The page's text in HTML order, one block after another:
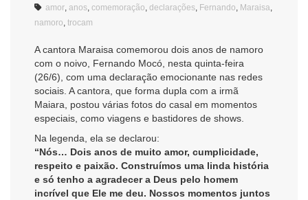
amor anos comemoração declarações Fernando Maraisa
namoro trocam
A cantora Maraisa comemorou dois anos de namoro
com o noivo, Fernando Mocó, nesta quinta-feira
(26/6), com uma declaração emocionante nas redes
sociais. A cantora, que forma dupla com a irmã
Maiara, postou várias fotos do casal em momentos
especiais, como viagens e bastidores de shows.
Na legenda, ela se declarou:
“Nós… Dois anos de muito amor, cumplicidade,
respeito e paixão. Construímos uma linda história
e só tenho a agradecer a Deus pelo homem
incrível que Ele me deu. Nossos momentos juntos